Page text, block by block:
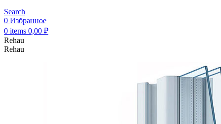
Search
0 Избранное
0 items 0,00 ₽
Rehau
Rehau